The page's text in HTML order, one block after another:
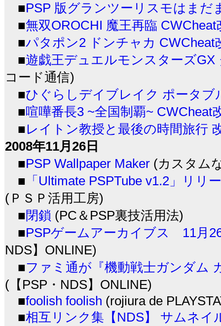
■PSP 版グランツーリスモはまだ
■無双OROCHI 魔王再臨
■パタポン2 ドンチャカ CWCheat
■遊戯王デュエルモンスターズ
コード通信)
■ひぐらしデイブレイク ポータブ
■喧嘩番長3 ~全国制覇~ CWCheat
■レイトン教授と最後の時間旅行
2008年11月26日
■PSP Wallpaper Maker (カスタム
■ 「Ultimate PSPTube v1.2」リリ
(ＰＳＰ活用工房)
■閉鎖 (PC＆PSP裏技活用法)
■PSPゲームアーカイブス 11月
NDS】ONLINE)
■ファミ通が『機動戦士ガンダム
(【PSP・NDS】ONLINE)
■foolish foolish (rojiura de
■相互リンク集【NDS】 サムネイ